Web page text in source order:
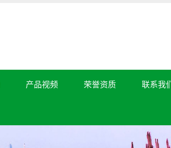
产品视频 荣誉资质 联系我们